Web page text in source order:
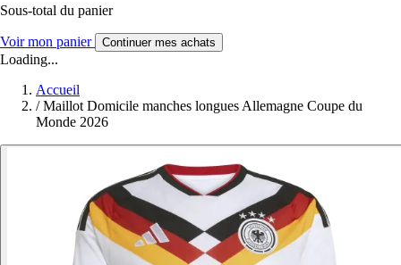
Sous-total du panier
Voir mon panier Continuer mes achats
Loading...
Accueil
/ Maillot Domicile manches longues Allemagne Coupe du
Monde 2026